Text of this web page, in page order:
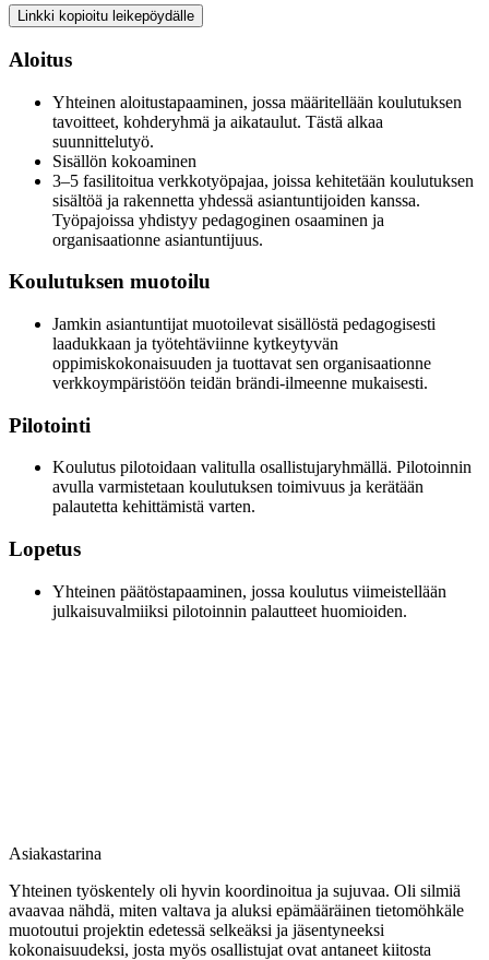
Linkki kopioitu leikepöydälle
Aloitus
Yhteinen aloitustapaaminen, jossa määritellään koulutuksen
tavoitteet, kohderyhmä ja aikataulut. Tästä alkaa
suunnittelutyö.
Sisällön kokoaminen
3–5 fasilitoitua verkkotyöpajaa, joissa kehitetään koulutuksen
sisältöä ja rakennetta yhdessä asiantuntijoiden kanssa.
Työpajoissa yhdistyy pedagoginen osaaminen ja
organisaationne asiantuntijuus.
Koulutuksen muotoilu
Jamkin asiantuntijat muotoilevat sisällöstä pedagogisesti
laadukkaan ja työtehtäviinne kytkeytyvän
oppimiskokonaisuuden ja tuottavat sen organisaationne
verkkoympäristöön teidän brändi-ilmeenne mukaisesti.
Pilotointi
Koulutus pilotoidaan valitulla osallistujaryhmällä. Pilotoinnin
avulla varmistetaan koulutuksen toimivuus ja kerätään
palautetta kehittämistä varten.
Lopetus
Yhteinen päätöstapaaminen, jossa koulutus viimeistellään
julkaisuvalmiiksi pilotoinnin palautteet huomioiden.
Asiakastarina
Yhteinen työskentely oli hyvin koordinoitua ja sujuvaa. Oli silmiä
avaavaa nähdä, miten valtava ja aluksi epämääräinen tietomöhkäle
muotoutui projektin edetessä selkeäksi ja jäsentyneeksi
kokonaisuudeksi, josta myös osallistujat ovat antaneet kiitosta